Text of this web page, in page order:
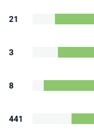
21
3
8
441